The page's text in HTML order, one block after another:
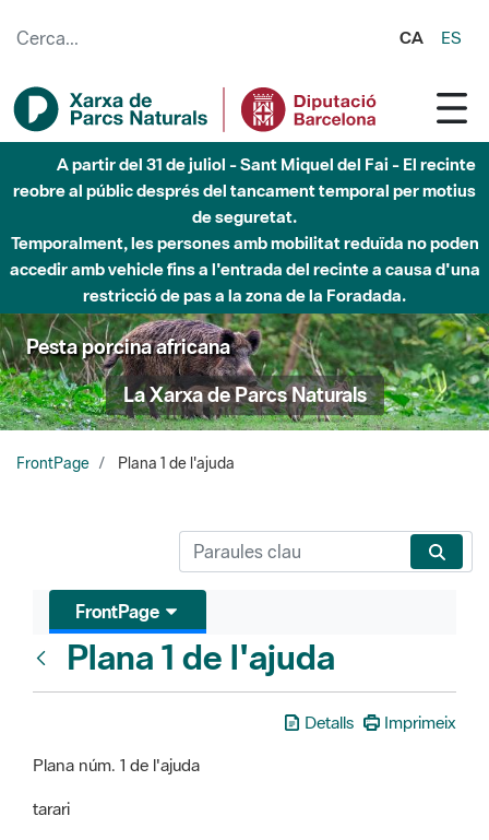
CA ES
A partir del 31 de juliol - Sant Miquel del Fai - El recinte
reobre al públic després del tancament temporal per motius
de seguretat.
Temporalment, les persones amb mobilitat reduïda no poden
accedir amb vehicle fins a l'entrada del recinte a causa d'una
restricció de pas a la zona de la Foradada.
Pesta porcina africana
La Xarxa de Parcs Naturals
FrontPage Plana 1 de l'ajuda
FrontPage
Plana 1 de l'ajuda
Detalls
Imprimeix
Plana núm. 1 de l'ajuda
tarari